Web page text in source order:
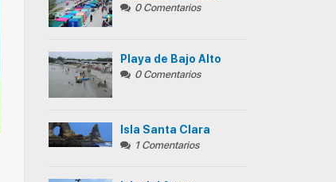
0 Comentarios
Playa de Bajo Alto
0 Comentarios
Isla Santa Clara
1 Comentarios